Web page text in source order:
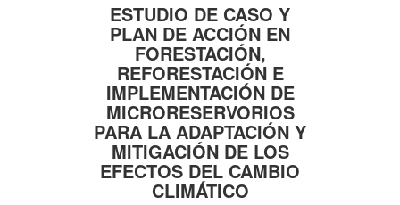
ESTUDIO DE CASO Y
PLAN DE ACCIÓN EN
FORESTACIÓN,
REFORESTACIÓN E
IMPLEMENTACIÓN DE
MICRORESERVORIOS
PARA LA ADAPTACIÓN Y
MITIGACIÓN DE LOS
EFECTOS DEL CAMBIO
CLIMÁTICO